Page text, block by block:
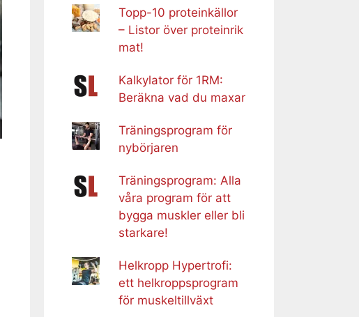
Topp-10 proteinkällor
– Listor över proteinrik
mat!
Kalkylator för 1RM:
Beräkna vad du maxar
Träningsprogram för
nybörjaren
Träningsprogram: Alla
våra program för att
bygga muskler eller bli
starkare!
Helkropp Hypertrofi:
ett helkroppsprogram
för muskeltillväxt